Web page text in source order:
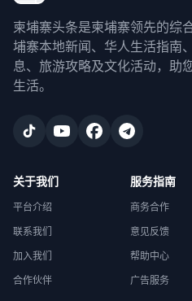
柬埔寨头条是柬埔寨领先的综
埔寨本地新闻、华人生活指南
息、旅游攻略及文化活动，助
生活。
关于我们
平台介绍
联系我们
加入我们
合作伙伴
服务指南
商务合作
意见反馈
帮助中心
广告服务